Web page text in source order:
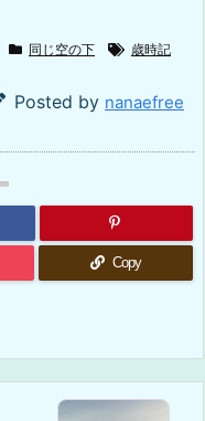
同じ空の下 歳時記
Posted by nanaefree
Copy